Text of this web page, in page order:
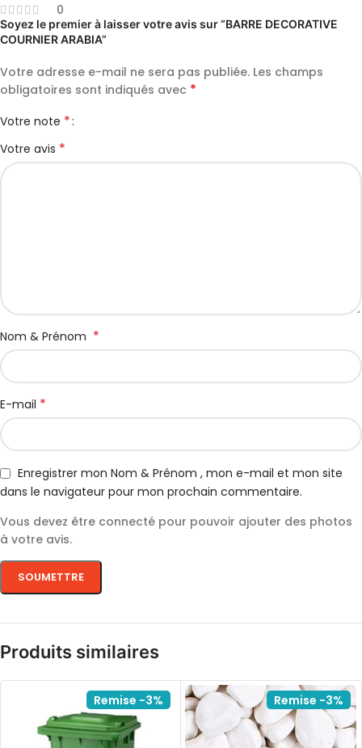
0
Soyez le premier à laisser votre avis sur “BARRE DECORATIVE
COURNIER ARABIA”
Votre adresse e-mail ne sera pas publiée. Les champs
obligatoires sont indiqués avec *
Votre note *
Votre avis *
Nom & Prénom *
E-mail *
Enregistrer mon Nom & Prénom , mon e-mail et mon site
dans le navigateur pour mon prochain commentaire.
Vous devez être connecté pour pouvoir ajouter des photos
à votre avis.
Produits similaires
Remise -3% Remise -3%